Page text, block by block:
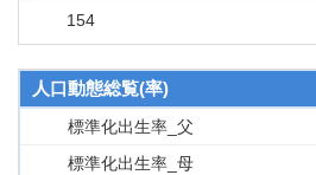
154
人口動態総覧(率)
標準化出生率_父
標準化出生率_母